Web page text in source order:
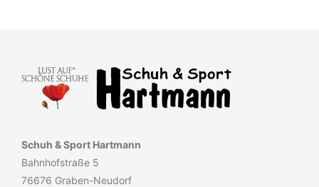
Schuh & Sport Hartmann
Bahnhofstraße 5
76676 Graben-Neudorf